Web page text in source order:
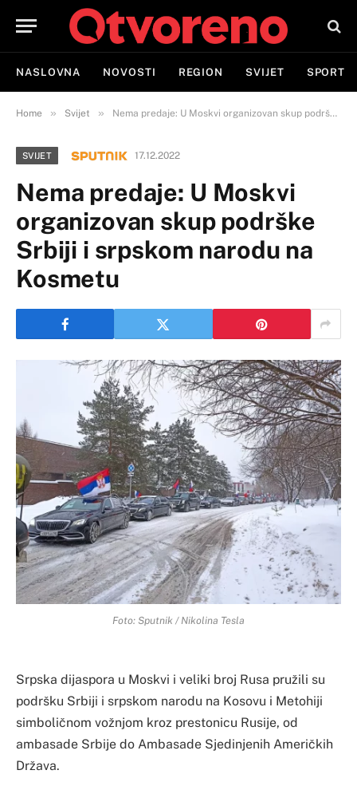
NASLOVNA NOVOSTI REGION SVIJET SPORT
Home » Svijet » Nema predaje: U Moskvi organizovan skup podrške Srbiji i srpskom narodu na Kosmetu
SVIJET 17.12.2022
Nema predaje: U Moskvi
organizovan skup podrške
Srbiji i srpskom narodu na
Kosmetu
Foto: Sputnik / Nikolina Tesla
Srpska dijaspora u Moskvi i veliki broj Rusa pružili su
podršku Srbiji i srpskom narodu na Kosovu i Metohiji
simboličnom vožnjom kroz prestonicu Rusije, od
ambasade Srbije do Ambasade Sjedinjenih Američkih
Država.